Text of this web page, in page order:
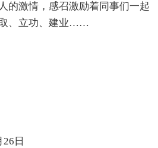
的激情，感召激励着同事们一起
、立功、建业……
日